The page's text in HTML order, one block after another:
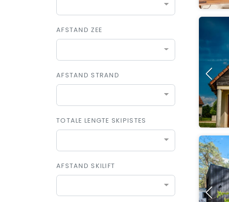
AFSTAND ZEE
AFSTAND STRAND
TOTALE LENGTE SKIPISTES
AFSTAND SKILIFT